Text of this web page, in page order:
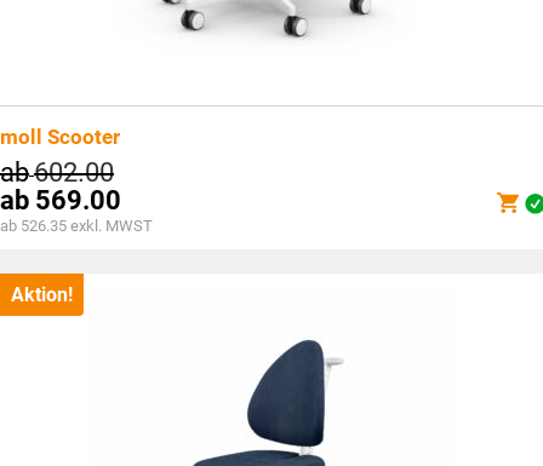
moll Scooter
ab602.00
ab 569.00
ab 526.35 exkl. MWST
Aktion!